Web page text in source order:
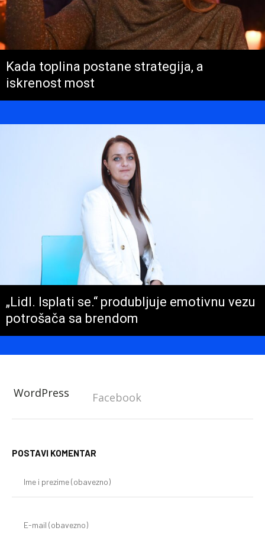
Kada toplina postane strategija, a
iskrenost most
„Lidl. Isplati se.“ produbljuje emotivnu vezu
potrošača sa brendom
WordPress Facebook
POSTAVI KOMENTAR